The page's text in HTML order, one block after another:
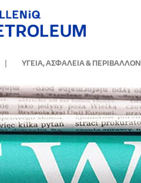
| ΥΓΕΙΑ, ΑΣΦΑΛΕΙΑ & ΠΕΡΙΒΑΛΛΟΝ